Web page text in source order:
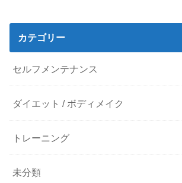
カテゴリー
セルフメンテナンス
ダイエット / ボディメイク
トレーニング
未分類